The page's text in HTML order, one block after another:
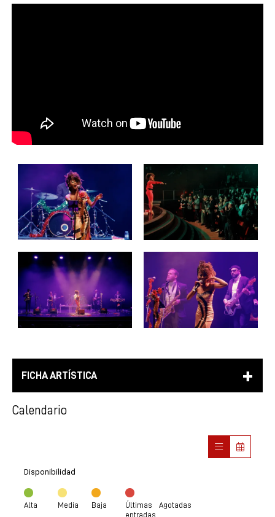
FICHA ARTÍSTICA
Calendario
Disponibilidad
Alta Media Baja
Últimas
entradas
Agotadas